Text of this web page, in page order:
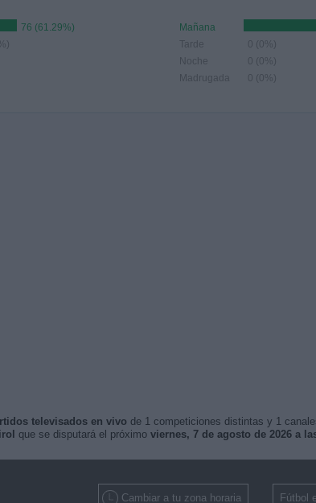
76 (61.29%)
Mañana
Tarde
0 (0%)
Noche
0 (0%)
Madrugada
0 (0%)
televisados en vivo de 1 competiciones distintas y 1
que se disputará el próximo viernes, 7 de agosto de 2026 a
Cambiar a tu zona horaria Fútbol